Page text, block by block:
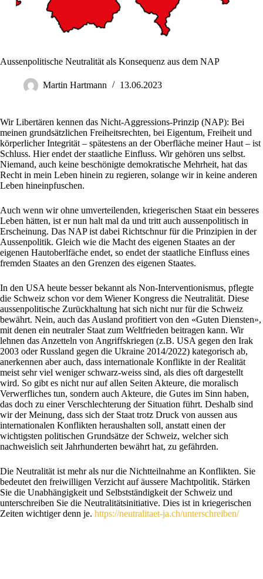
Aussenpolitische Neutralität als Konsequenz aus dem NAP
Martin Hartmann 13.06.2023
Wir Libertären kennen das Nicht-Aggressions-Prinzip (NAP): Bei
meinen grundsätzlichen Freiheitsrechten, bei Eigentum, Freiheit und
körperlicher Integrität – spätestens an der Oberfläche meiner Haut – ist
Schluss. Hier endet der staatliche Einfluss. Wir gehören uns selbst.
Niemand, auch keine beschönigte demokratische Mehrheit, hat das
Recht in mein Leben hinein zu regieren, solange wir in keine anderen
Leben hineinpfuschen.
Auch wenn wir ohne umverteilenden, kriegerischen Staat ein besseres
Leben hätten, ist er nun halt mal da und tritt auch aussenpolitisch in
Erscheinung. Das NAP ist dabei Richtschnur für die Prinzipien in der
Aussenpolitik. Gleich wie die Macht des eigenen Staates an der
eigenen Hautoberlfäche endet, so endet der staatliche Einfluss eines
fremden Staates an den Grenzen des eigenen Staates.
In den USA heute besser bekannt als Non-Interventionismus, pflegte
die Schweiz schon vor dem Wiener Kongress die Neutralität. Diese
aussenpolitische Zurückhaltung hat sich nicht nur für die Schweiz
bewährt. Nein, auch das Ausland profitiert von den «Guten Diensten»,
mit denen ein neutraler Staat zum Weltfrieden beitragen kann. Wir
lehnen das Anzetteln von Angriffskriegen (z.B. USA gegen den Irak
2003 oder Russland gegen die Ukraine 2014/2022) kategorisch ab,
anerkennen aber auch, dass internationale Konflikte in der Realität
meist sehr viel weniger schwarz-weiss sind, als dies oft dargestellt
wird. So gibt es nicht nur auf allen Seiten Akteure, die moralisch
Verwerfliches tun, sondern auch Akteure, die Gutes im Sinn haben,
das doch zu einer Verschlechterung der Situation führt. Deshalb sind
wir der Meinung, dass sich der Staat trotz Druck von aussen aus
internationalen Konflikten heraushalten soll, anstatt einen der
wichtigsten politischen Grundsätze der Schweiz, welcher sich
nachweislich seit Jahrhunderten bewährt hat, zu gefährden.
Die Neutralität ist mehr als nur die Nichtteilnahme an Konflikten. Sie
bedeutet den freiwilligen Verzicht auf äussere Machtpolitik. Stärken
Sie die Unabhängigkeit und Selbstständigkeit der Schweiz und
unterschreiben Sie die Neutralitätsinitiative. Dies ist in kriegerischen
Zeiten wichtiger denn je. https://neutralitaet-ja.ch/unterschreiben/